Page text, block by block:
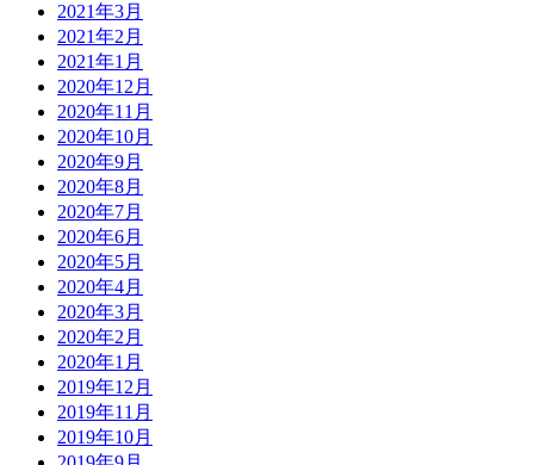
2021年3月
2021年2月
2021年1月
2020年12月
2020年11月
2020年10月
2020年9月
2020年8月
2020年7月
2020年6月
2020年5月
2020年4月
2020年3月
2020年2月
2020年1月
2019年12月
2019年11月
2019年10月